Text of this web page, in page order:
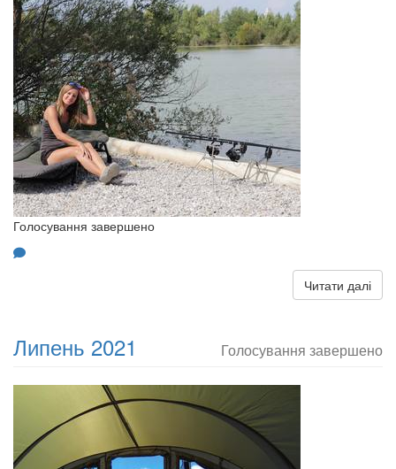
Голосування завершено
Читати далі
Липень 2021 Голосування завершено